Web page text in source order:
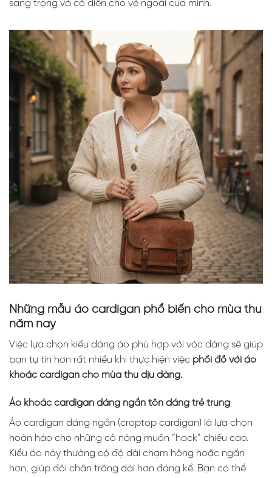
sang trọng và cổ điển cho vẻ ngoài của mình.
Những mẫu áo cardigan phổ biến cho mùa thu
năm nay
Việc lựa chọn kiểu dáng áo phù hợp với vóc dáng sẽ giúp
bạn tự tin hơn rất nhiều khi thực hiện việc phối đồ với áo
khoác cardigan cho mùa thu dịu dàng.
Áo khoác cardigan dáng ngắn tôn dáng trẻ trung
Áo cardigan dáng ngắn (croptop cardigan) là lựa chọn
hoàn hảo cho những cô nàng muốn “hack” chiều cao.
Kiểu áo này thường có độ dài chạm hông hoặc ngắn
hơn, giúp đôi chân trông dài hơn đáng kể. Bạn có thể